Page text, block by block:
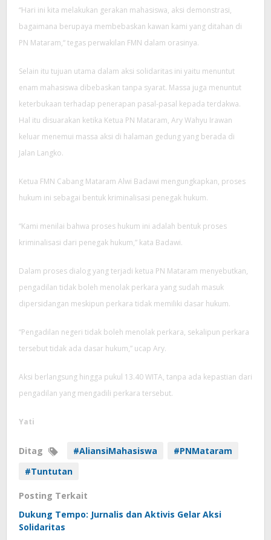
“Hari ini kita melakukan gerakan mahasiswa, aksi demonstrasi,
bagaimana berupaya membebaskan kawan kami yang ditahan di
PN Mataram,“ tegas perwakilan FMN dalam orasinya.
Selain itu tujuan utama dalam aksi solidaritas ini yaitu menuntut
enam mahasiswa dibebaskan tanpa syarat. Massa juga menuntut
keterbukaan terhadap penerapan pasal-pasal kepada terdakwa.
Hal itu disuarakan ketika Ketua PN Mataram, Ary Wahyu Irawan
keluar menemui massa aksi di halaman gedung yang berada di
Jalan Langko.
Ketua FMN Cabang Mataram Alwi Badawi mengungkapkan, proses
hukum ini sebagai bentuk kriminalisasi penegak hukum.
“Kami menilai bahwa proses hukum ini adalah bentuk proses
kriminalisasi dari penegak hukum,” kata Badawi.
Dalam proses dialog yang terjadi ketua PN Mataram menyebutkan,
pengadilan tidak boleh menolak perkara yang sudah masuk
dipersidangan meskipun perkara tidak memiliki dasar hukum.
“Pengadilan negeri tidak boleh menolak perkara, sekalipun perkara
tersebut tidak ada dasar hukum,” ucap Ary.
Aksi berlangsung hingga pukul 13.40 WITA, tanpa ada kepastian dari
pengadilan yang mengadili perkara tersebut.
Yati
Ditag #AliansiMahasiswa
#PNMataram
#Tuntutan
Posting Terkait
Dukung Tempo: Jurnalis dan Aktivis Gelar Aksi
Solidaritas